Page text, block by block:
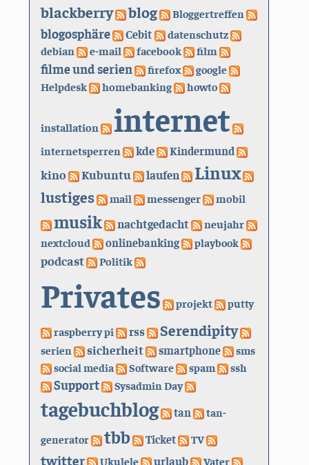
blackberry blog Bloggertreffen
blogosphäre Cebit datenschutz
debian e-mail facebook film
filme und serien firefox
google
Helpdesk
homebanking howto
installation internet
internetsperren kde Kindermund
kino Kubuntu laufen Linux
lustiges mail messenger mobil
musik nachtgedacht neujahr
nextcloud onlinebanking playbook
podcast Politik
Privates projekt putty
raspberry pi rss Serendipity
serien sicherheit smartphone
sms
social media
Software spam ssh
Support Sysadmin Day
tagebuchblog tan
tan-
generator
tbb Ticket TV
twitter Ukulele urlaub Vater